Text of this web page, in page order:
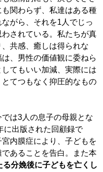
関わらず、私達はある種
がら、それを1人でじっ
されている。私たちが真
共感、癒しは得られな
、男性の価値観に委ねら
てもいい加減、実際には
てつもなく抑圧的なもの
は3人の息子の母親とな
に出版された回顧録で
内膜症により、子どもを
あることを告白。また本
る分娩後に子どもを亡くし